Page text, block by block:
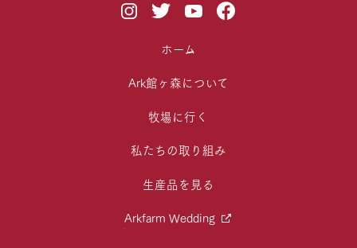
ホーム
Ark館ヶ森について
牧場に行く
私たちの取り組み
生産品を見る
Arkfarm Wedding